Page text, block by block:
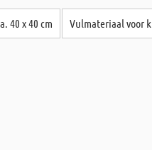
40 x 40 cm Vulmateriaal voor